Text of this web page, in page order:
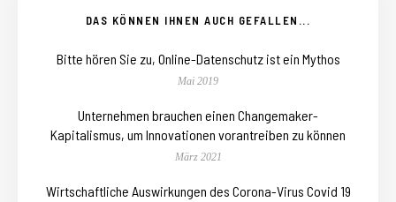
DAS KÖNNEN IHNEN AUCH GEFALLEN...
Bitte hören Sie zu, Online-Datenschutz ist ein Mythos
Mai 2019
Unternehmen brauchen einen Changemaker-
Kapitalismus, um Innovationen vorantreiben zu können
März 2021
Wirtschaftliche Auswirkungen des Corona-Virus Covid 19